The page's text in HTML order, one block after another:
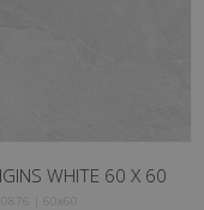
WHITE 60 X 60
| 60x60